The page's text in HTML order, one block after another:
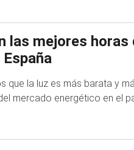
las mejores horas
que la luz es más barata y
mercado energético en el